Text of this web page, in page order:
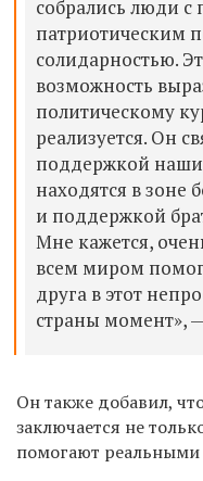
собрались люди
патриотическим
солидарностью.
возможность
политическому
реализуется. Он
поддержкой
находятся в зоне
и поддержкой
Мне кажется,
всем миром
друга в этот
страны момент»,
Он также добавил,
заключается не
помогают